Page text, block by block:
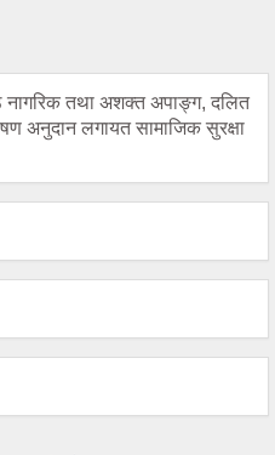
तथा अशक्त अपाङ्ग, दलित
अनुदान लगायत सामाजिक सुरक्षा